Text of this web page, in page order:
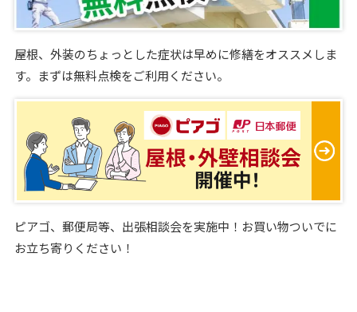
屋根、外装のちょっとした症状は早めに修繕をオススメしま
す。まずは無料点検をご利用ください。
ピアゴ、郵便局等、出張相談会を実施中！お買い物ついでに
お立ち寄りください！